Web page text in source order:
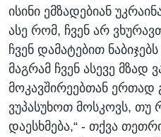
ისინი ემზადებიან
ასე რომ, ჩვენ არ
ჩვენ დამატებით
მაგრამ ჩვენ ასევე მზად
მოკავშირეებთან ერთად
ვუპასუხოთ მოსკოვს, თუ
დაესხმება,“ - თქვა